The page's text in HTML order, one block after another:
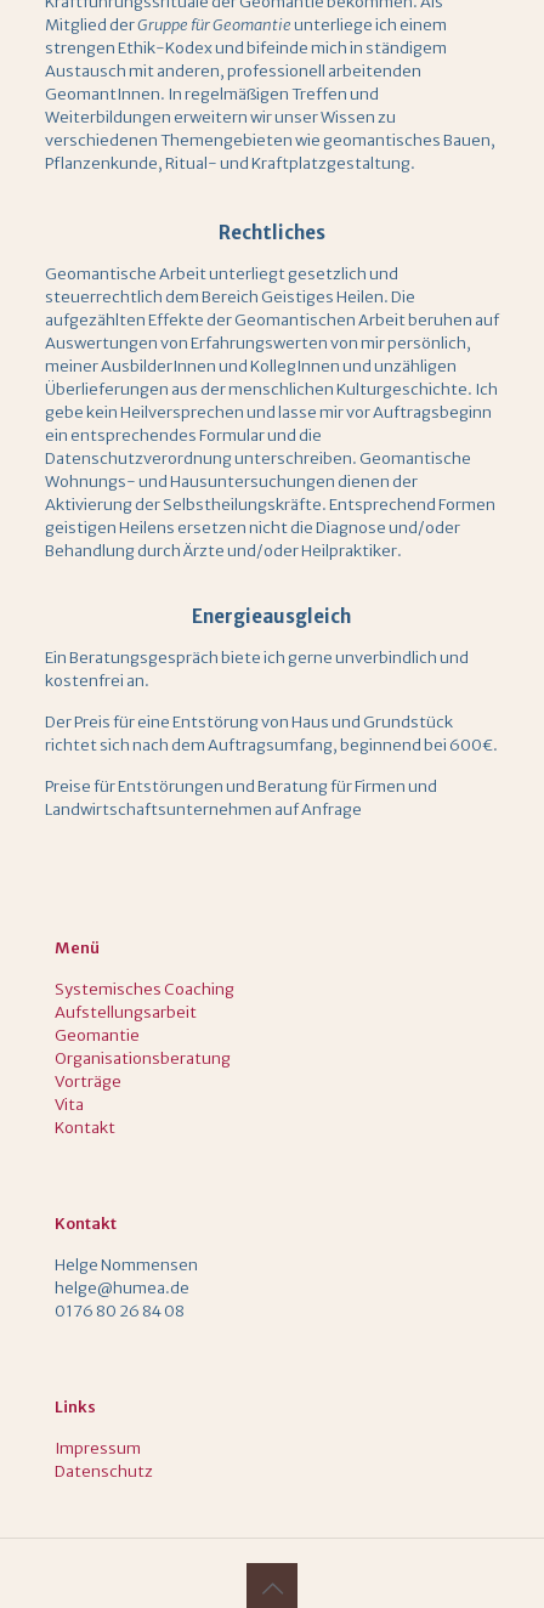
Mitglied derGruppe für Geomantieunterliege ich einem
strengen Ethik-Kodex und bifeinde mich in ständigem
Austausch mit anderen, professionell arbeitenden
GeomantInnen. In regelmäßigen Treffen und
Weiterbildungen erweitern wir unser Wissen zu
verschiedenen Themengebieten wie geomantisches Bauen,
Pflanzenkunde, Ritual- und Kraftplatzgestaltung.
Rechtliches
Geomantische Arbeit unterliegt gesetzlich und
steuerrechtlich dem Bereich Geistiges Heilen. Die
aufgezählten Effekte der Geomantischen Arbeit beruhen auf
Auswertungen von Erfahrungswerten von mir persönlich,
meiner AusbilderInnen und KollegInnen und unzähligen
Überlieferungen aus der menschlichen Kulturgeschichte. Ich
gebe kein Heilversprechen und lasse mir vor Auftragsbeginn
ein entsprechendes Formular und die
Datenschutzverordnung unterschreiben. Geomantische
Wohnungs- und Hausuntersuchungen dienen der
Aktivierung der Selbstheilungskräfte. Entsprechend Formen
geistigen Heilens ersetzen nicht die Diagnose und/oder
Behandlung durch Ärzte und/oder Heilpraktiker.
Energieausgleich
Ein Beratungsgespräch biete ich gerne unverbindlich und
kostenfrei an.
Der Preis für eine Entstörung von Haus und Grundstück
richtet sich nach dem Auftragsumfang, beginnend bei 600€.
Preise für Entstörungen und Beratung für Firmen und
Landwirtschaftsunternehmen auf Anfrage
Menü
Systemisches Coaching
Aufstellungsarbeit
Geomantie
Organisationsberatung
Vorträge
Vita
Kontakt
Kontakt
Helge Nommensen
helge@humea.de
0176 80 26 84 08
Links
Impressum
Datenschutz